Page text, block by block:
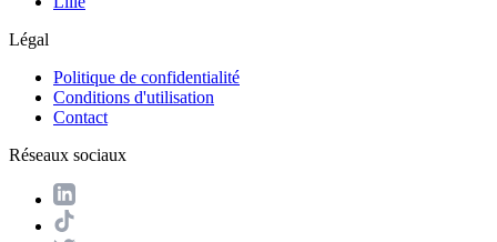
Légal
Politique de confidentialité
Conditions d'utilisation
Contact
Réseaux sociaux